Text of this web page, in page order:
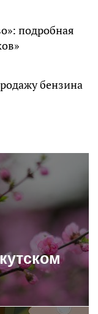
подробная
бензина